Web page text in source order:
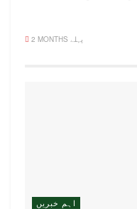
2 MONTHS پہلے
اہم خبریں